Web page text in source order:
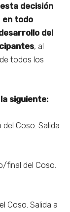
decisión
en todo
del
, al
todos los
siguiente:
Coso. Salida
final del Coso.
Coso. Salida a